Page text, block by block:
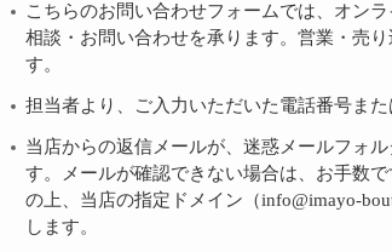
こちらのお問い合わせフォームでは、オン
相談・お問い合わせを承ります。営業・売
す。
担当者より、ご入力いただいた電話番号ま
当店からの返信メールが、迷惑メールフォ
す。メールが確認できない場合は、お手数
の上、当店の指定ドメイン（info@imayo-
します。